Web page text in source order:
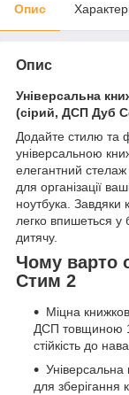
Опис
Опис
Універсальна
(сірий, ДСП Дуб
Додайте стилю та
універсальною
елегантний
для організації
ноутбука.
легко впишеться у
дитячу.
Чому варто
Стим 2
Міцна
ДСП товщиною
стійкість до
Універсальна
для зберігання